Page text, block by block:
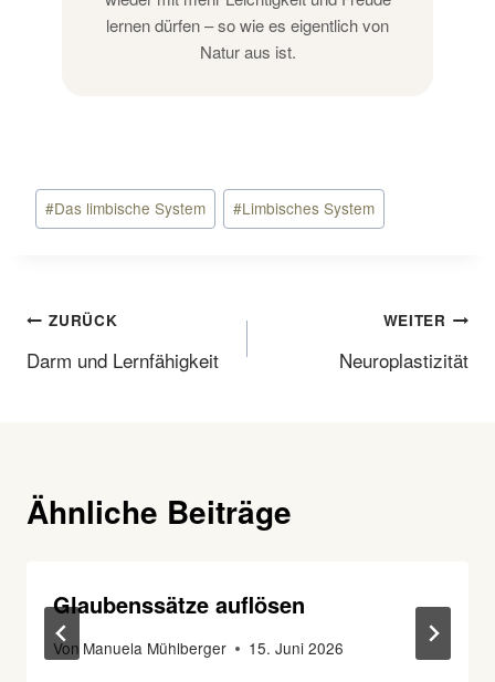
lernen dürfen – so wie es eigentlich von
Natur aus ist.
Schlagworte:
#Das limbische System #Limbisches System
Beitragsnavigation
ZURÜCK
Darm und Lernfähigkeit
WEITER
Neuroplastizität
Ähnliche Beiträge
Glaubenssätze auflösen
Von Manuela Mühlberger 15. Juni 2026